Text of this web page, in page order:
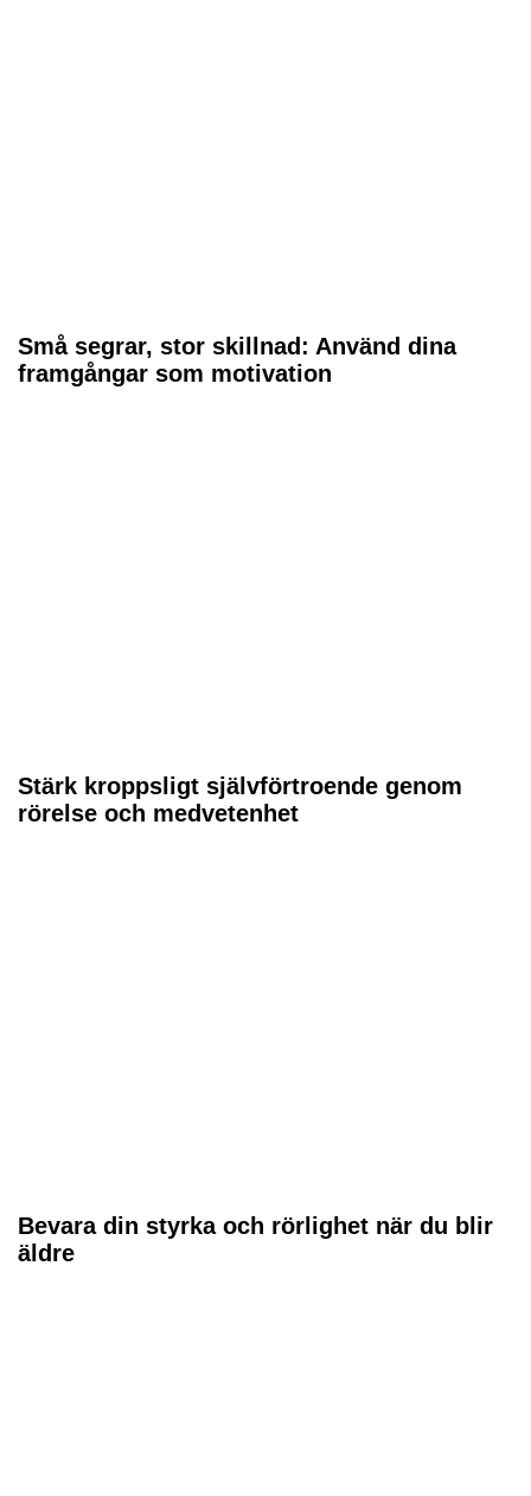
Små segrar, stor skillnad: Använd dina
framgångar som motivation
Stärk kroppsligt självförtroende genom
rörelse och medvetenhet
Bevara din styrka och rörlighet när du blir
äldre